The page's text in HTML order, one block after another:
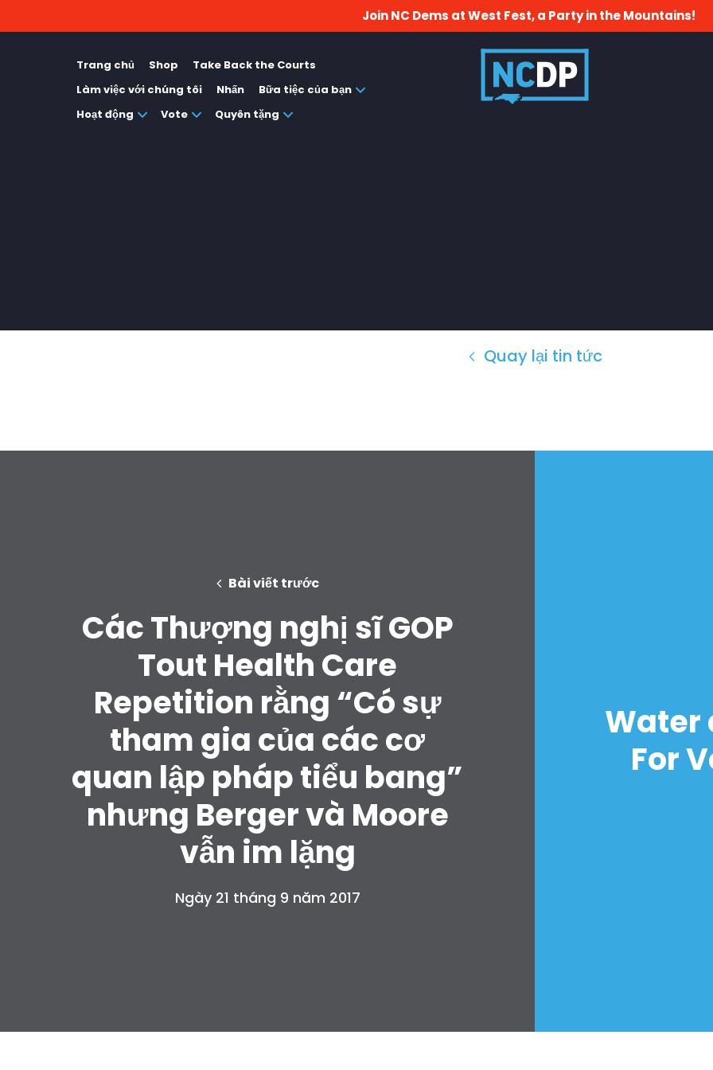
Join NC Dems at West Fest, a Party in the Mountains!
Trang chủ Shop
Take Back the Courts
Làm việc với chúng tôi
Nhấn
Bữa tiệc của bạn
Hoạt động
Vote Quyên tặng
Quay lại tin tức
Bài viết trước
Các Thượng nghị sĩ GOP
Tout Health Care
Repetition rằng “Có sự
tham gia của các cơ
quan lập pháp tiểu bang”
nhưng Berger và Moore
vẫn im lặng
Ngày 21 tháng 9 năm 2017
Water
For